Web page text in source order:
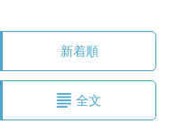
新着順
全文